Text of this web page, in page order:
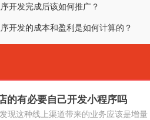
开发完成后该如何推广？
开发的成本和盈利是如何计算的？
的有必要自己开发小程序吗
现这种线上渠道带来的业务应该是增